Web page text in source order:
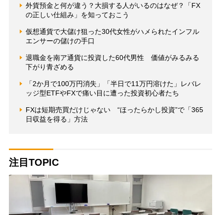
外貨預金と何が違う？大損する人がいるのはなぜ？「FX
の正しい仕組み」を知っておこう
仮想通貨で大儲け狙った30代女性がハメられたインフル
エンサーの儲けの手口
退職金を南ア通貨に投資した60代男性 価値がみるみる
下がり青ざめる
「2か月で100万円消失」「半日で11万円溶けた」レバレ
ッジ型ETFやFXで痛い目に遭った投資初心者たち
FXは短期売買だけじゃない “ほったらかし投資”で「365
日収益を得る」方法
注目TOPIC